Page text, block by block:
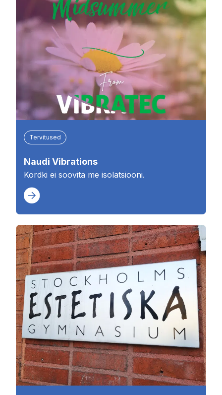
Tervitused
Naudi Vibrations
Kordki ei soovita me isolatsiooni.